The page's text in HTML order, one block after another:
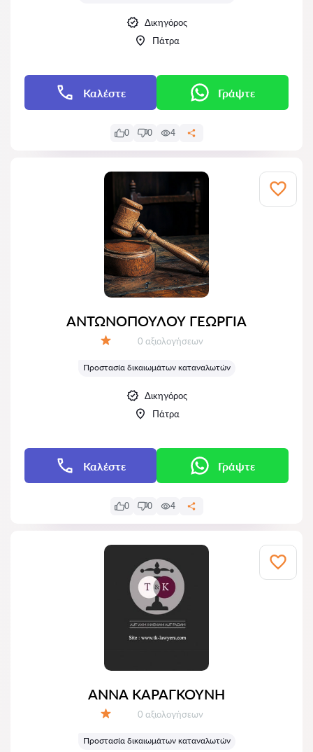
Δικηγόρος
Πάτρα
Καλέστε Γράψτε
0 0 4
ΑΝΤΩΝΟΠΟΥΛΟΥ ΓΕΩΡΓΙΑ
Αξιολογήσεις:
0 αξιολογήσεων
Προστασία δικαιωμάτων καταναλωτών
Δικηγόρος
Πάτρα
Καλέστε Γράψτε
0 0 4
ΑΝΝΑ ΚΑΡΑΓΚΟΥΝΗ
Αξιολογήσεις:
0 αξιολογήσεων
Προστασία δικαιωμάτων καταναλωτών